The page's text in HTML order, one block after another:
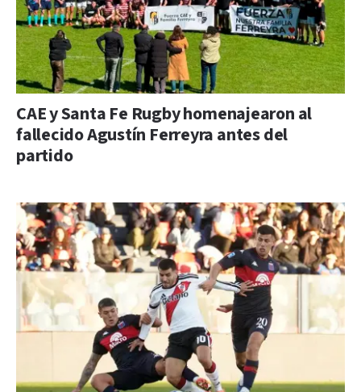
CAE y Santa Fe Rugby homenajearon al
fallecido Agustín Ferreyra antes del
partido